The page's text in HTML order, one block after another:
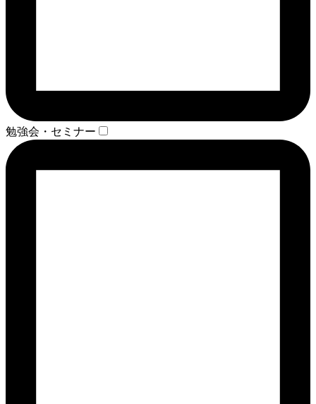
勉強会・セミナー